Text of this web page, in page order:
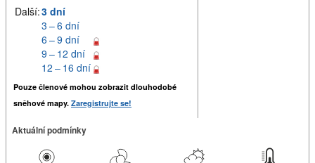
Další:3 dní
3 – 6 dní
6 – 9 dní
9 – 12 dní
12 – 16 dní
Pouze členové mohou zobrazit dlouhodobé
sněhové mapy. Zaregistrujte se!
Aktuální podmínky